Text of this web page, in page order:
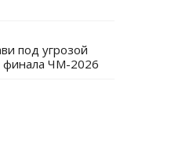
под угрозой
финала ЧМ-2026